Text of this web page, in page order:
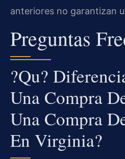
anteriores no garantizan
Preguntas
?Qu?
Una Compra
Una Compra
En Virginia?